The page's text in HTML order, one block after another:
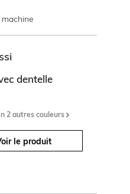
dentelle
2 autres couleurs
le produit